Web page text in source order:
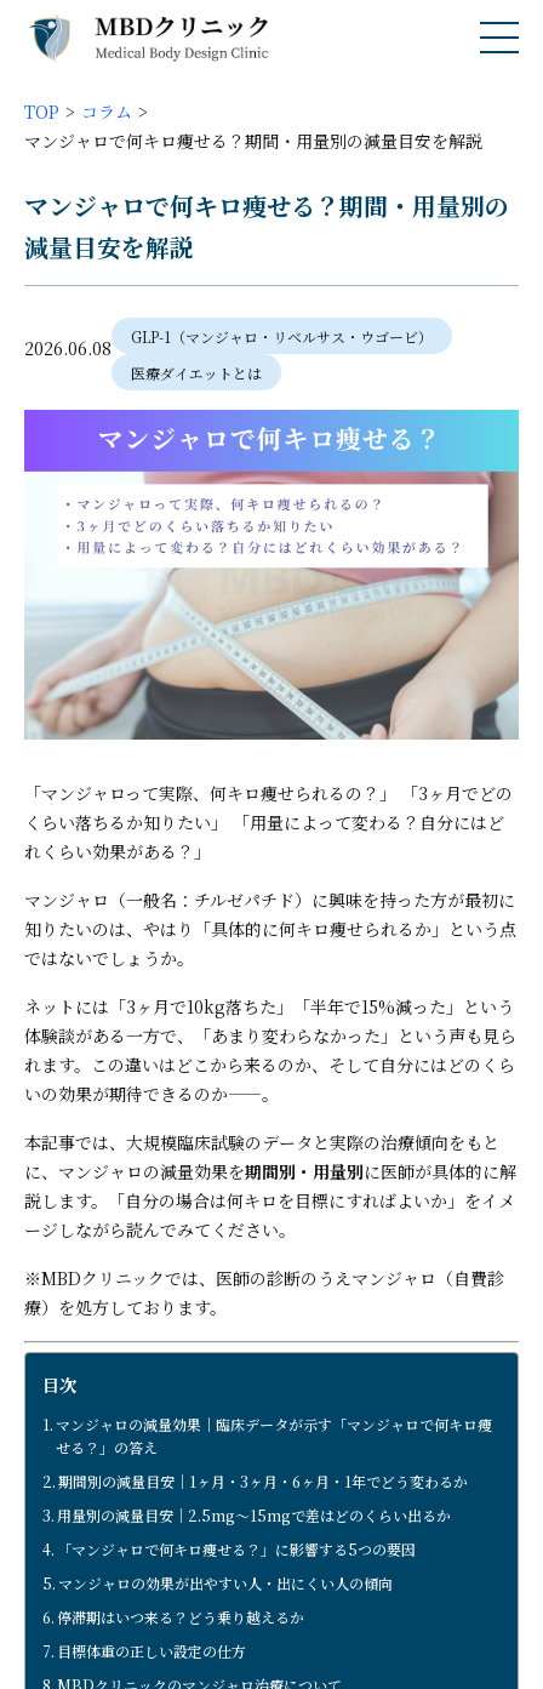
TOP
コラム
マンジャロで何キロ痩せる？期間・用量別の減量目安を解説
マンジャロで何キロ痩せる？期間・用量別の
減量目安を解説
2026.06.08
GLP-1（マンジャロ・リベルサス・ウゴービ）
医療ダイエットとは
「マンジャロって実際、何キロ痩せられるの？」 「3ヶ月でどの
くらい落ちるか知りたい」 「用量によって変わる？自分にはど
れくらい効果がある？」
マンジャロ（一般名：チルゼパチド）に興味を持った方が最初に
知りたいのは、やはり「具体的に何キロ痩せられるか」という点
ではないでしょうか。
ネットには「3ヶ月で10kg落ちた」「半年で15%減った」という
体験談がある一方で、「あまり変わらなかった」という声も見ら
れます。この違いはどこから来るのか、そして自分にはどのくら
いの効果が期待できるのか——。
本記事では、大規模臨床試験のデータと実際の治療傾向をもと
に、マンジャロの減量効果を期間別・用量別に医師が具体的に解
説します。「自分の場合は何キロを目標にすればよいか」をイメ
ージしながら読んでみてください。
※MBDクリニックでは、医師の診断のうえマンジャロ（自費診
療）を処方しております。
目次
マンジャロの減量効果｜臨床データが示す「マンジャロで何キロ痩
せる？」の答え
期間別の減量目安｜1ヶ月・3ヶ月・6ヶ月・1年でどう変わるか
用量別の減量目安｜2.5mg〜15mgで差はどのくらい出るか
「マンジャロで何キロ痩せる？」に影響する5つの要因
マンジャロの効果が出やすい人・出にくい人の傾向
停滞期はいつ来る？どう乗り越えるか
目標体重の正しい設定の仕方
MBDクリニックのマンジャロ治療について